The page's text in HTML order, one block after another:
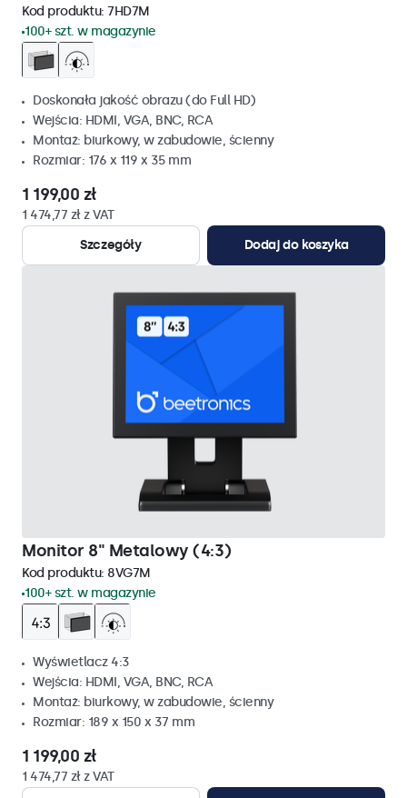
Kod produktu: 7HD7M
100+ szt. w magazynie
Doskonała jakość obrazu (do Full HD)
Wejścia: HDMI, VGA, BNC, RCA
Montaż: biurkowy, w zabudowie, ścienny
Rozmiar: 176 x 119 x 35 mm
1 199,00 zł
1 474,77 zł z VAT
Szczegóły
Dodaj do koszyka
Monitor 8" Metalowy (4:3)
Kod produktu: 8VG7M
100+ szt. w magazynie
Wyświetlacz 4:3
Wejścia: HDMI, VGA, BNC, RCA
Montaż: biurkowy, w zabudowie, ścienny
Rozmiar: 189 x 150 x 37 mm
1 199,00 zł
1 474,77 zł z VAT